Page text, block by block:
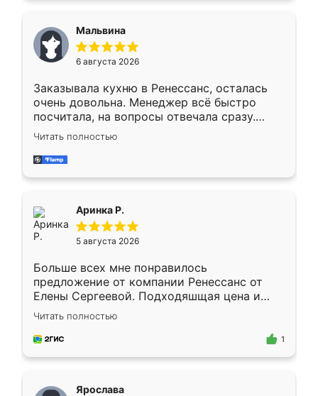
меньше, здесь же он более разнообразный.
Мне нравится ,если что-то потребуется из
мебели буду заказывать только здесь.
Мальвина
6 августа 2026
Заказывала кухню в Ренессанс, осталась
очень довольна. Менеджер всё быстро
посчитала, на вопросы отвечала сразу.
Замерщик приехал в субботу, подошёл к
делу со всей ответственностью. Собрали
за день, ребята работали аккуратно, даже
Читать полностью
Аринка Р.
5 августа 2026
Больше всех мне понравилось
предложение от компании Ренессанс от
Елены Сергеевой. Подходяшщая цена и
короткие сроки изготовления. Приехавший
для замера сотрудник Владислав
предложил по моему эскизу самый
Читать полностью
1
Ярослава